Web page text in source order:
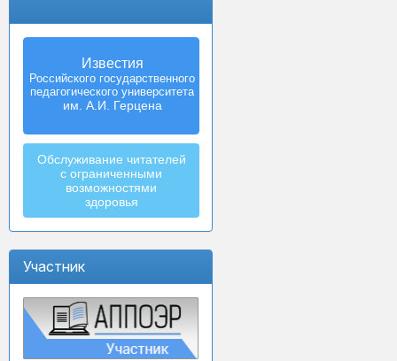
Известия
Российского государственного
педагогического университета
им. А.И. Герцена
Izvestia:
Herzen University
Journal of
Humanities & Sciences
Обслуживание читателей
с ограниченными
возможностями
здоровья
Участник